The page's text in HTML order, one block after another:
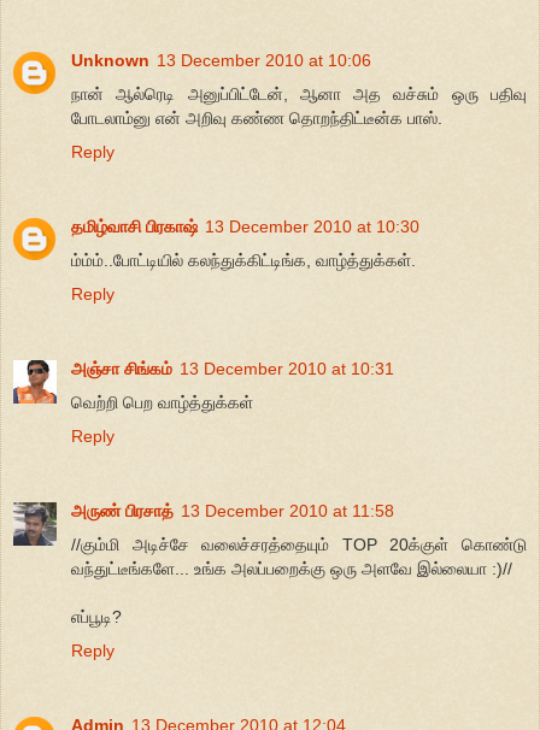
Unknown 13 December 2010 at 10:06
நான் ஆல்ரெடி அனுப்பிட்டேன், ஆனா அத வச்சும் ஒரு பதிவு
போடலாம்னு என் அறிவு கண்ண தொறந்திட்டீன்க பாஸ்.
Reply
தமிழ்வாசி பிரகாஷ் 13 December 2010 at 10:30
ம்ம்ம்..போட்டியில் கலந்துக்கிட்டிங்க, வாழ்த்துக்கள்.
Reply
அஞ்சா சிங்கம் 13 December 2010 at 10:31
வெற்றி பெற வாழ்த்துக்கள்
Reply
அருண் பிரசாத் 13 December 2010 at 11:58
//கும்மி அடிச்சே வலைச்சரத்தையும் TOP 20க்குள் கொண்டு
வந்துட்டீங்களே... உங்க அலப்பறைக்கு ஒரு அளவே இல்லையா :)//
எப்பூடி?
Reply
Admin 13 December 2010 at 12:04